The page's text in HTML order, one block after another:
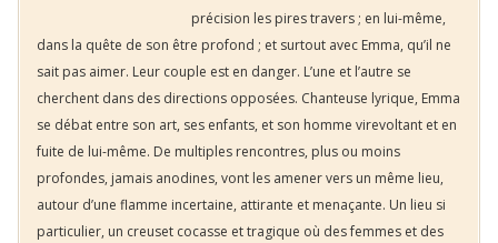
précision les pires travers ; en lui-même,
dans la quête de son être profond ; et surtout avec Emma, qu’il ne
sait pas aimer. Leur couple est en danger. L’une et l’autre se
cherchent dans des directions opposées. Chanteuse lyrique, Emma
se débat entre son art, ses enfants, et son homme virevoltant et en
fuite de lui-même. De multiples rencontres, plus ou moins
profondes, jamais anodines, vont les amener vers un même lieu,
autour d’une flamme incertaine, attirante et menaçante. Un lieu si
particulier, un creuset cocasse et tragique où des femmes et des